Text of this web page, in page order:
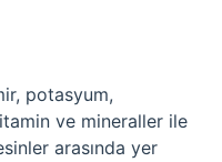
potasyum,
ve mineraller ile
arasında yer